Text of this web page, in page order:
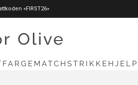
«FIRST26»
FARGEMATCH STRIKKEHJELP